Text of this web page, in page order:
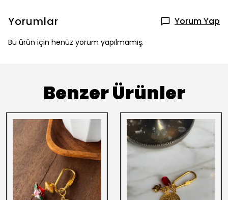
Yorumlar Yorum Yap
Bu ürün için henüz yorum yapılmamış.
Benzer Ürünler